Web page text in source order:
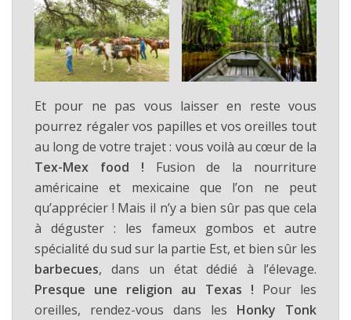
Et pour ne pas vous laisser en reste vous
pourrez régaler vos papilles et vos oreilles tout
au long de votre trajet : vous voilà au cœur de la
Tex-Mex food ! Fusion de la nourriture
américaine et mexicaine que l’on ne peut
qu’apprécier ! Mais il n’y a bien sûr pas que cela
à déguster : les fameux gombos et autre
spécialité du sud sur la partie Est, et bien sûr les
barbecues, dans un état dédié à l’élevage.
Presque une religion au Texas ! Pour les
oreilles, rendez-vous dans les Honky Tonk